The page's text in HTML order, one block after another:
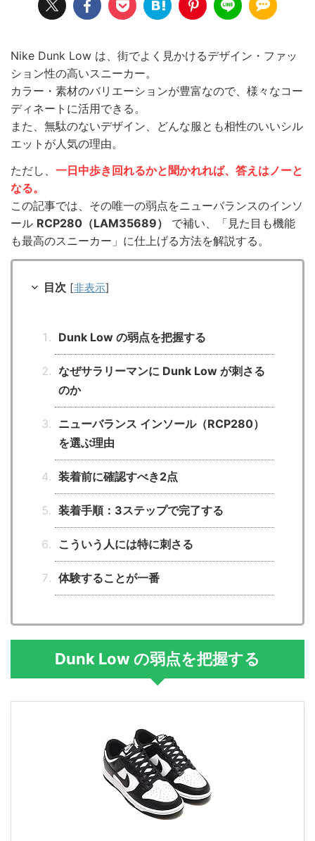
Nike Dunk Low は、街でよく見かけるデザイン・ファッ
ション性の高いスニーカー。
カラー・素材のバリエーションが豊富なので、様々なコー
ディネートに活用できる。
また、無駄のないデザイン、どんな服とも相性のいいシル
エットが人気の理由。
ただし、 一日中歩き回れるかと聞かれれば、答えはノーと
なる。
この記事では、その唯一の弱点をニューバランスのインソ
ール RCP280（LAM35689）
で補い、「見た目も機能
も最高のスニーカー」に仕上げる方法を解説する。
目次 [非表示]
Dunk Low の弱点を把握する
なぜサラリーマンに Dunk Low が刺さる
のか
ニューバランス インソール（RCP280）
を選ぶ理由
装着前に確認すべき2点
装着手順：3ステップで完了する
こういう人には特に刺さる
体験することが一番
Dunk Low の弱点を把握する